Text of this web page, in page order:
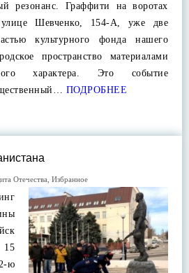
резонанс. Граффити на воротах
Шевченко, 154-А, уже две
культурного фонда нашего
пространство материалами
характера. Это событие
ПОДРОБНЕЕ
Отечества Избранное
ю